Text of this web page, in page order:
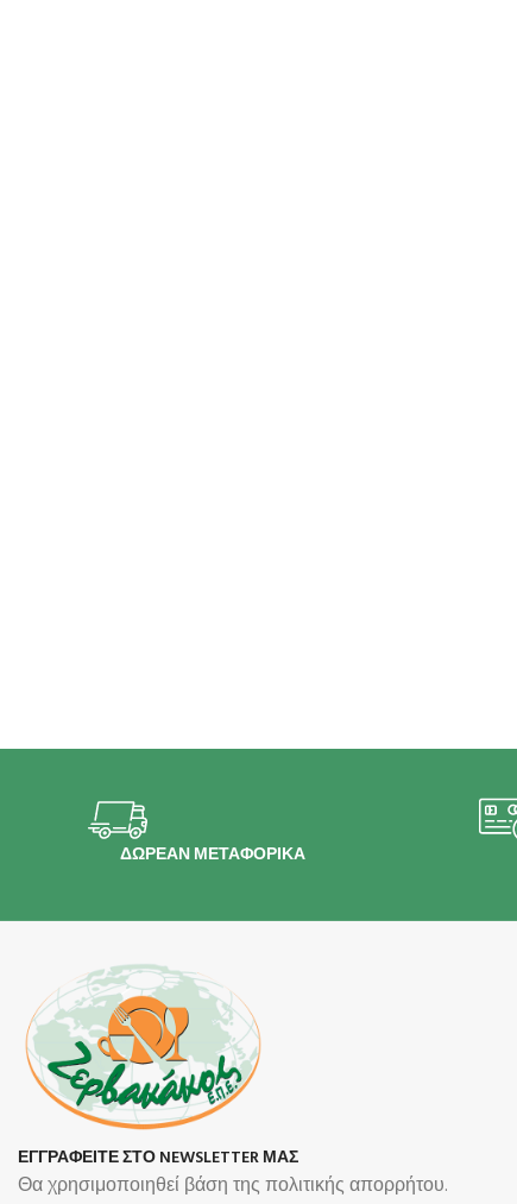
ΔΩΡΕΑΝ ΜΕΤΑΦΟΡΙΚΑ
ΕΓΓΡΑΦΕΙΤΕ ΣΤΟ NEWSLETTER ΜΑΣ
Θα χρησιμοποιηθεί βάση της πολιτικής απορρήτου.